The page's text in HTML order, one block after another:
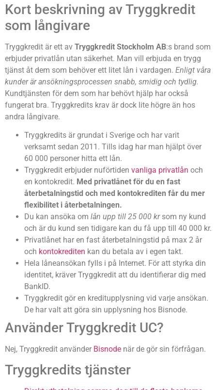
Kort beskrivning av Tryggkredit
som långivare
Tryggkredit är ett av Tryggkredit Stockholm AB:s brand som
erbjuder privatlån utan säkerhet. Man vill erbjuda en trygg
tjänst åt dem som behöver ett litet lån i vardagen. Enligt våra
kunder är ansökningsprocessen snabb, smidig och tydlig.
Kundtjänsten för dem som har behövt hjälp har också
fungerat bra. Tryggkredits krav är dock lite högre än hos
andra långivare.
Tryggkredits är grundat i Sverige och har varit
verksamt sedan 2011. Tills idag har man hjälpt över
60 000 personer hitta ett lån.
Tryggkredit erbjuder nuförtiden vanliga privatlån och
en kontokredit. Med privatlånet för du en fast
återbetalningstid och med kontokrediten får du mer
flexibilitet i återbetalningen.
Du kan ansöka om lån upp till 25 000 krsom ny kund
och är du kund sen tidigare kan du få upp till 40 000 kr.
Privatlånet har en fast återbetalningstid på max 2 år
och kontokrediten kan du betala av i egen takt.
Hela låneansökan fylls i på Internet. För att styrka din
identitet, kräver Tryggkredit att du identifierar dig med
BankID.
Tryggkredit gör en kreditupplysning vid varje ansökan.
De har valt att göra sin upplysning hos Bisnode.
Använder Tryggkredit UC?
Nej, Tryggkredit använder Bisnode när de gör sin förfrågan.
Tryggkredits tjänster